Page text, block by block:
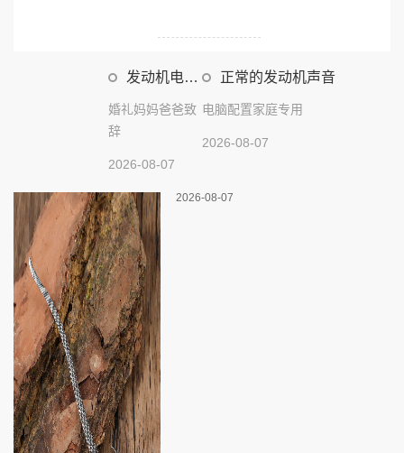
发动机电瓶
婚礼妈妈爸爸致
辞
2026-08-07
正常的发动机声音
电脑配置家庭专用
2026-08-07
2026-08-07